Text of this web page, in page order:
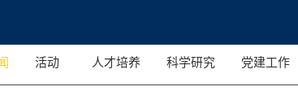
活动 人才培养 科学研究 党建工作